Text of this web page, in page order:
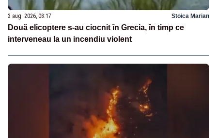
3 aug. 2026, 08:17 Stoica Marian
Două elicoptere s-au ciocnit în Grecia, în timp ce
interveneau la un incendiu violent